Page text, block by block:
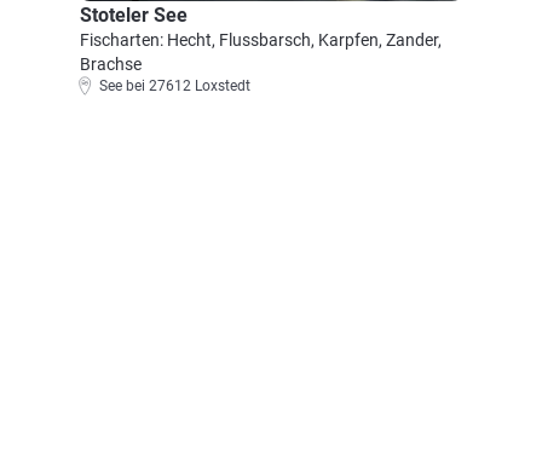
Stoteler See
Fischarten: Hecht, Flussbarsch, Karpfen, Zander,
Brachse
See bei 27612 Loxstedt